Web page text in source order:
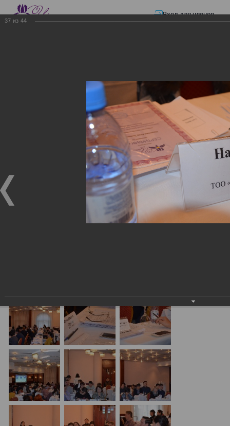
Вход для членов
Презентации
ЭЛЕКТРОННЫЕ СЧЕТА-ФАКТУРЫ.
ЭЛЕКТРОННЫЕ СЧЕТА-
ФАКТУРЫ. ВИРТУАЛЬНЫЙ
ЭЛЕКТРОННЫЕ СЧЕТА-ФАКТУРЫ. ВИРТУАЛЬНЫЙ
СКЛАД.
Семинар с КГД и разработчиками
37 из 44